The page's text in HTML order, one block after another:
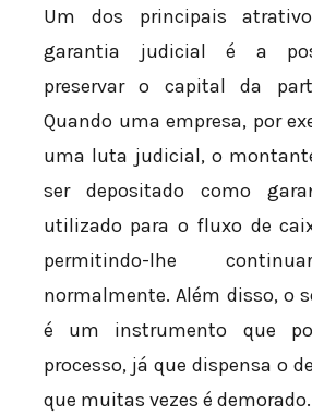
Um dos principais
garantia judicial é a
preservar o capital da
Quando uma empresa, por
uma luta judicial, o
ser depositado como
utilizado para o fluxo de
permitindo-lhe
normalmente. Além disso, o
é um instrumento que
processo, já que dispensa o
que muitas vezes é demorado.